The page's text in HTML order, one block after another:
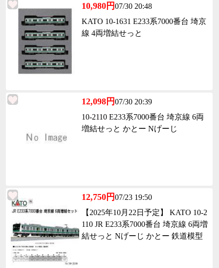
10,980円07/30 20:48
KATO 10-1631 E233系7000番台 埼京
線 4両増結せっと
12,098円07/30 20:39
10-2110 E233系7000番台 埼京線 6両
増結せっと かとー Nげーじ
12,750円07/23 19:50
【2025年10月22日予定】 KATO 10-2
110 JR E233系7000番台 埼京線 6両増
結せっと Nげーじ かとー 鉄道模型